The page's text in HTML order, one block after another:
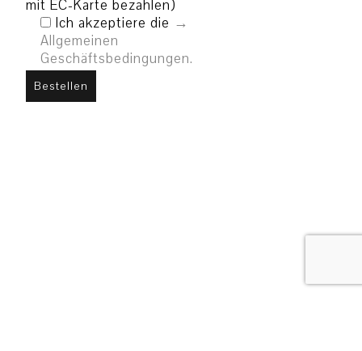
mit EC-Karte bezahlen)
Ich akzeptiere die
Allgemeinen
Geschäftsbedingungen.